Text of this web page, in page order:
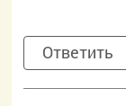
Ответить